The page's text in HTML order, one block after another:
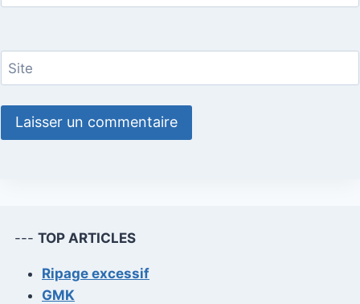
Site
--- TOP ARTICLES
Ripage excessif
GMK